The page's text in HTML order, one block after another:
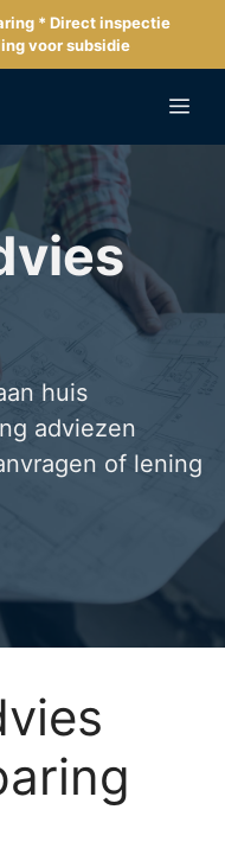
* Direct inspectie
voor subsidie
huis
adviezen
of lening